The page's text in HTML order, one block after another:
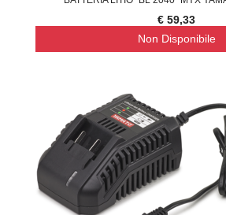
€ 59,33
Non Disponibile